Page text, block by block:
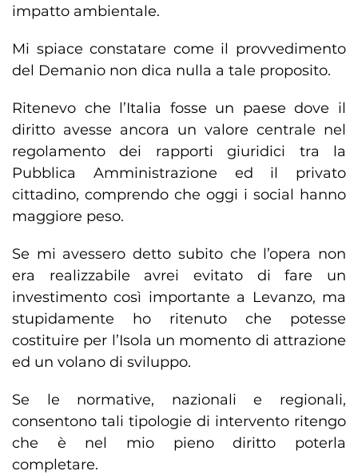
impatto ambientale.
Mi spiace constatare come il provvedimento
del Demanio non dica nulla a tale proposito.
Ritenevo che l’Italia fosse un paese dove il
diritto avesse ancora un valore centrale nel
regolamento dei rapporti giuridici tra la
Pubblica Amministrazione ed il privato
cittadino, comprendo che oggi i social hanno
maggiore peso.
Se mi avessero detto subito che l’opera non
era realizzabile avrei evitato di fare un
investimento così importante a Levanzo, ma
stupidamente ho ritenuto che potesse
costituire per l’Isola un momento di attrazione
ed un volano di sviluppo.
Se le normative, nazionali e regionali,
consentono tali tipologie di intervento ritengo
che è nel mio pieno diritto poterla
completare.